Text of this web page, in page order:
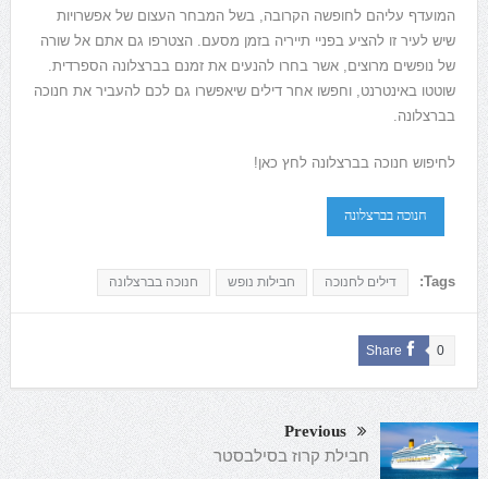
המועדף עליהם לחופשה הקרובה, בשל המבחר העצום של אפשרויות
שיש לעיר זו להציע בפניי תייריה בזמן מסעם. הצטרפו גם אתם אל שורה
של נופשים מרוצים, אשר בחרו להנעים את זמנם בברצלונה הספרדית.
שוטטו באינטרנט, וחפשו אחר דילים שיאפשרו גם לכם להעביר את חנוכה
בברצלונה.
לחיפוש חנוכה בברצלונה לחץ כאן!
חנוכה בברצלונה
Tags: דילים לחנוכה חבילות נופש חנוכה בברצלונה
Share 0
Previous
חבילת קרוז בסילבסטר